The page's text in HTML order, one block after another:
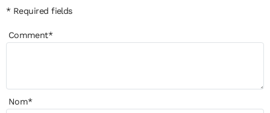
* Required fields
Comment*
Nom*